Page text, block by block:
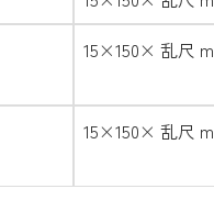
15×150× 乱尺
15×150× 乱尺